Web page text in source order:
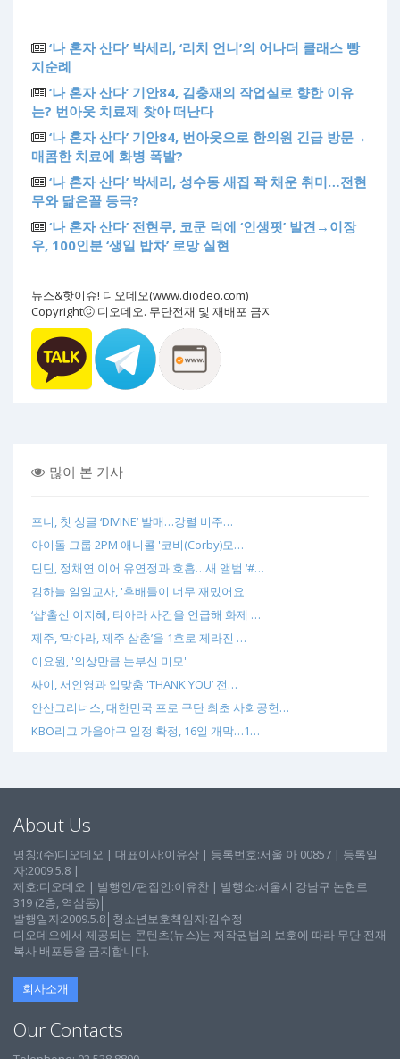
‘나 혼자 산다’ 박세리, ‘리치 언니’의 어나더 클래스 빵
지순례
‘나 혼자 산다’ 기안84, 김충재의 작업실로 향한 이유
는? 번아웃 치료제 찾아 떠난다
‘나 혼자 산다’ 기안84, 번아웃으로 한의원 긴급 방문→
매콤한 치료에 화병 폭발?
‘나 혼자 산다’ 박세리, 성수동 새집 꽉 채운 취미…전현
무와 닮은꼴 등극?
‘나 혼자 산다’ 전현무, 코쿤 덕에 ‘인생핏’ 발견→이장
우, 100인분 ‘생일 밥차’ 로망 실현
뉴스&핫이슈! 디오데오(www.diodeo.com)
Copyrightⓒ 디오데오. 무단전재 및 재배포 금지
많이 본 기사
포니, 첫 싱글 ‘DIVINE’ 발매…강렬 비주…
아이돌 그룹 2PM 애니콜 '코비(Corby)모…
딘딘, 정채연 이어 유연정과 호흡…새 앨범 ‘#…
김하늘 일일교사, '후배들이 너무 재밌어요'
‘샵’출신 이지혜, 티아라 사건을 언급해 화제 …
제주, ‘막아라, 제주 삼춘’을 1호로 제라진 …
이요원, '의상만큼 눈부신 미모'
싸이, 서인영과 입맞춤 'THANK YOU’ 전…
안산그리너스, 대한민국 프로 구단 최초 사회공헌…
KBO리그 가을야구 일정 확정, 16일 개막…1…
About Us
명칭:(주)디오데오 | 대표이사:이유상 | 등록번호:서울 아 00857 | 등록일
자:2009.5.8 |
제호:디오데오 | 발행인/편집인:이유찬 | 발행소:서울시 강남구 논현로
319 (2층, 역삼동)│
발행일자:2009.5.8│청소년보호책임자:김수정
디오데오에서 제공되는 콘텐츠(뉴스)는 저작권법의 보호에 따라 무단 전재
복사 배포등을 금지합니다.
회사소개
Our Contacts